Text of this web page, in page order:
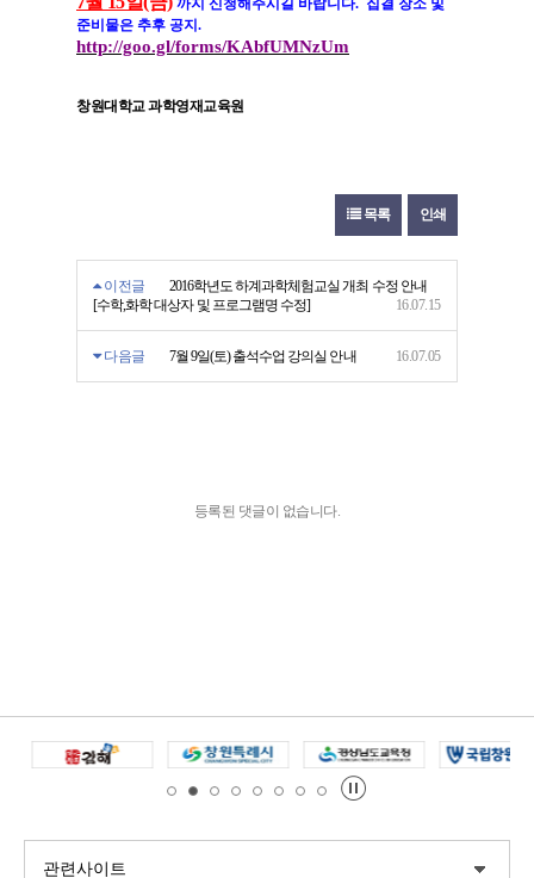
준비물은 추후 공지.
http://goo.gl/forms/KAbfUMNzUm
창원대학교 과학영재교육원
목록 인쇄
이전글
2016학년도 하계과학체험교실 개최 수정 안내
[수학,화학 대상자 및 프로그램명 수정]
16.07.15
다음글 7월 9일(토) 출석수업 강의실 안내 16.07.05
등록된 댓글이 없습니다.